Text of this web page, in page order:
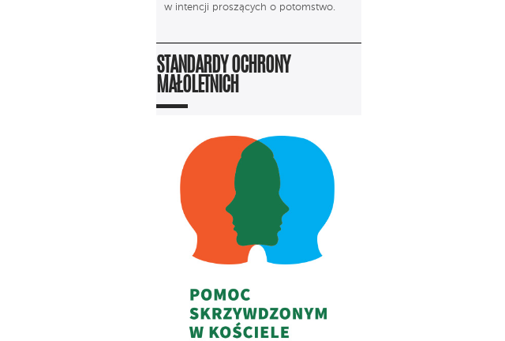
w intencji proszących o potomstwo.
STANDARDY OCHRONY
MAŁOLETNICH